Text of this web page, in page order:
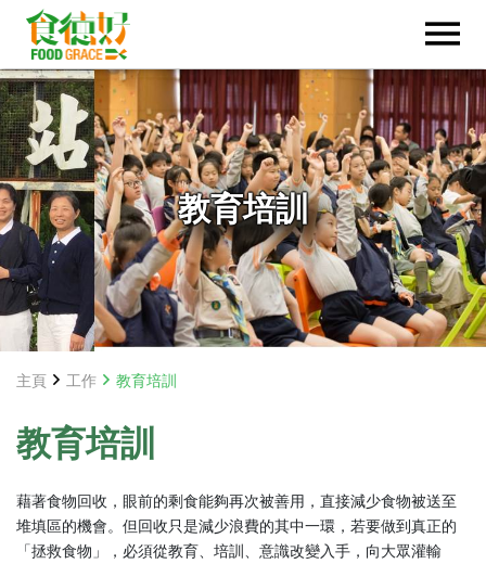
教育培訓
主頁 工作 教育培訓
教育培訓
藉著食物回收，眼前的剩食能夠再次被善用，直接減少食物被送至
堆填區的機會。但回收只是減少浪費的其中一環，若要做到真正的
「拯救食物」，必須從教育、培訓、意識改變入手，向大眾灌輸